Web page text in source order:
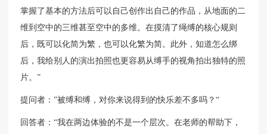
掌握了基本的方法后可以自己创作出自己的作品，从地面的二
维到空中的三维甚至空中的多维。在摸清了绳缚的核心规则
后，既可以化简为繁，也可以化繁为简。此外，知道怎么绑
后，我给别人的演出拍照也更容易从缚手的视角拍出独特的照
片。”
提问者：”被缚和缚，对你来说得到的快乐差不多吗？“
回答者：“我在两边体验的不是一个层次。在老师的帮助下，